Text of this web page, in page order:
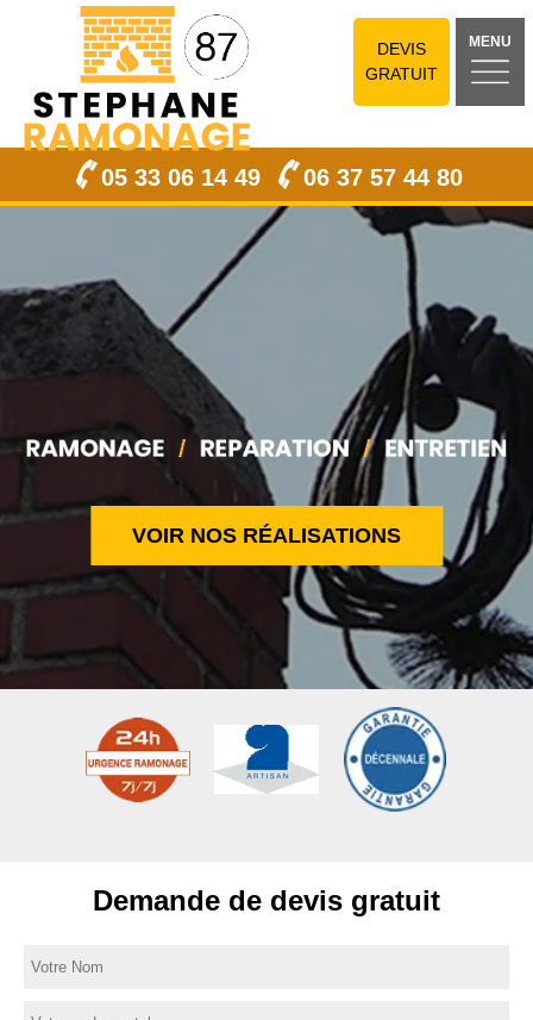
DEVIS
GRATUIT
MENU
05 33 06 14 49 06 37 57 44 80
VOIR NOS RÉALISATIONS
Demande de devis gratuit